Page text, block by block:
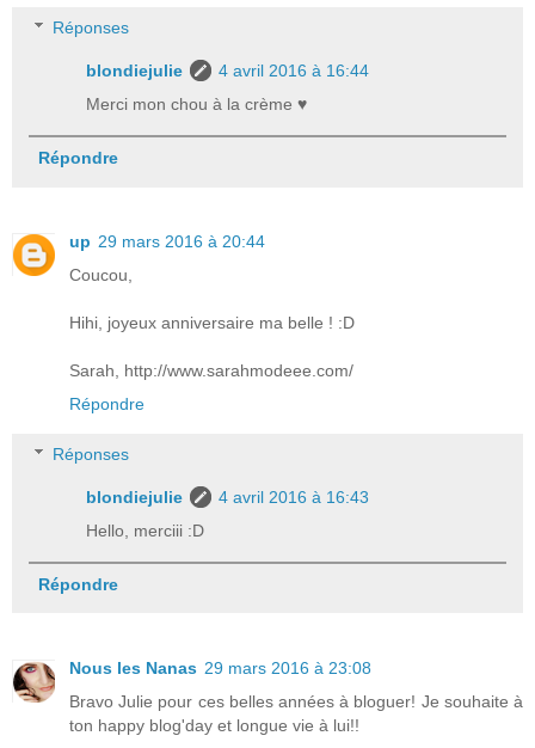
Réponses
blondiejulie
4 avril 2016 à 16:44
Merci mon chou à la crème ♥
Répondre
up 29 mars 2016 à 20:44
Coucou,
Hihi, joyeux anniversaire ma belle ! :D
Sarah, http://www.sarahmodeee.com/
Répondre
Réponses
blondiejulie
4 avril 2016 à 16:43
Hello, merciii :D
Répondre
Nous les Nanas 29 mars 2016 à 23:08
Bravo Julie pour ces belles années à bloguer! Je souhaite à
ton happy blog'day et longue vie à lui!!